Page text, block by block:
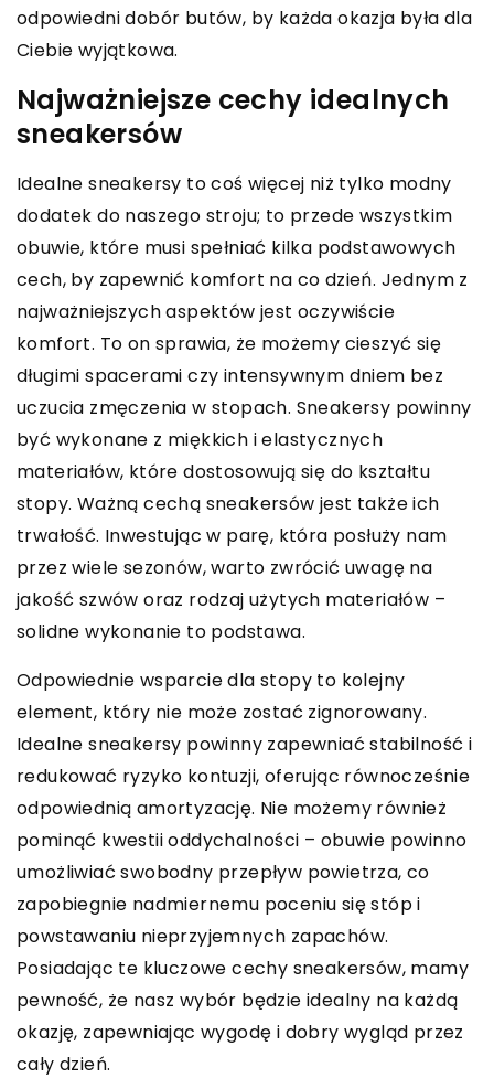
odpowiedni dobór butów, by każda okazja była dla
Ciebie wyjątkowa.
Najważniejsze cechy idealnych
sneakersów
Idealne sneakersy to coś więcej niż tylko modny
dodatek do naszego stroju; to przede wszystkim
obuwie, które musi spełniać kilka podstawowych
cech, by zapewnić komfort na co dzień. Jednym z
najważniejszych aspektów jest oczywiście
komfort. To on sprawia, że możemy cieszyć się
długimi spacerami czy intensywnym dniem bez
uczucia zmęczenia w stopach. Sneakersy powinny
być wykonane z miękkich i elastycznych
materiałów, które dostosowują się do kształtu
stopy. Ważną cechą sneakersów jest także ich
trwałość. Inwestując w parę, która posłuży nam
przez wiele sezonów, warto zwrócić uwagę na
jakość szwów oraz rodzaj użytych materiałów –
solidne wykonanie to podstawa.
Odpowiednie wsparcie dla stopy to kolejny
element, który nie może zostać zignorowany.
Idealne sneakersy powinny zapewniać stabilność i
redukować ryzyko kontuzji, oferując równocześnie
odpowiednią amortyzację. Nie możemy również
pominąć kwestii oddychalności – obuwie powinno
umożliwiać swobodny przepływ powietrza, co
zapobiegnie nadmiernemu poceniu się stóp i
powstawaniu nieprzyjemnych zapachów.
Posiadając te kluczowe cechy sneakersów, mamy
pewność, że nasz wybór będzie idealny na każdą
okazję, zapewniając wygodę i dobry wygląd przez
cały dzień.